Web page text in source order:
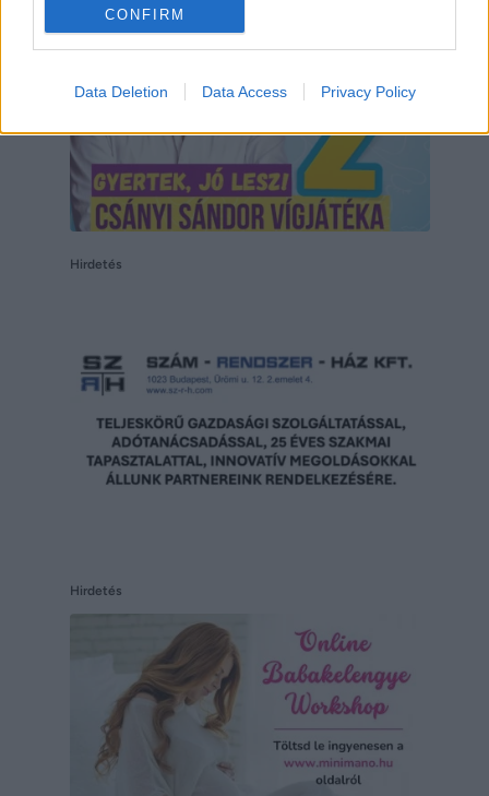
CONFIRM
Data Deletion Data Access Privacy Policy
Hirdetés
Hirdetés